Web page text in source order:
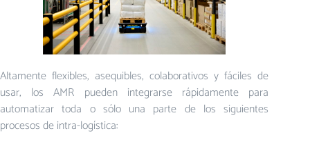
Altamente flexibles, asequibles, colaborativos y fáciles de
usar, los AMR pueden integrarse rápidamente para
automatizar toda o sólo una parte de los siguientes
procesos de intra-logística: